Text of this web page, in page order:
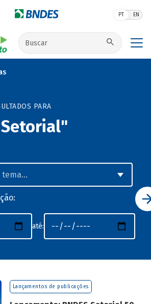
PT EN
Buscar no site
PARA
Setorial"
até:
Lançamentos de publicações